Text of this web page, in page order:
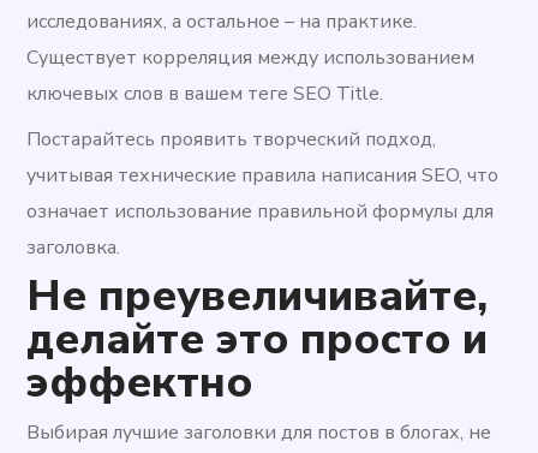
исследованиях, а остальное – на практике.
Существует корреляция между использованием
ключевых слов в вашем теге SEO Title.
Постарайтесь проявить творческий подход,
учитывая технические правила написания SEO, что
означает использование правильной формулы для
заголовка.
Не преувеличивайте,
делайте это просто и
эффектно
Выбирая лучшие заголовки для постов в блогах, не